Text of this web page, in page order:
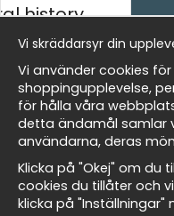
- Frågor? Vi hjälper dig
- När du handlar hos oss
- Returer och
- Leverans - enkelt,
- Cookies på Wallnest
- Här hittar du dina
Nyhetsbrev
Få våra bästa erbjudanden
history
Vi skräddarsyr din
Vi använder cookies
shoppingupplevelse,
för hålla våra
detta ändamål samlar
användarna, deras
Klicka på "Okej" om du
cookies du tillåter och
klicka på "Inställningar"